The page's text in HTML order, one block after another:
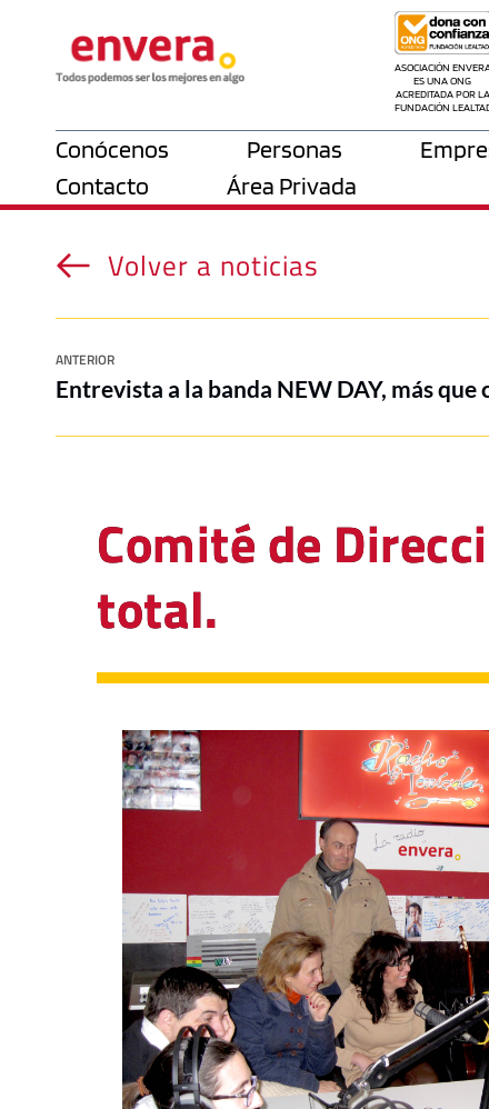
ASOCIACIÓN
ES UNA ONG
ACREDITADA POR LA
FUNDACIÓN
Conócenos Personas
Contacto
Área Privada
Volver a noticias
ANTERIOR
Entrevista a la banda NEW DAY, más que
Comité de
total.